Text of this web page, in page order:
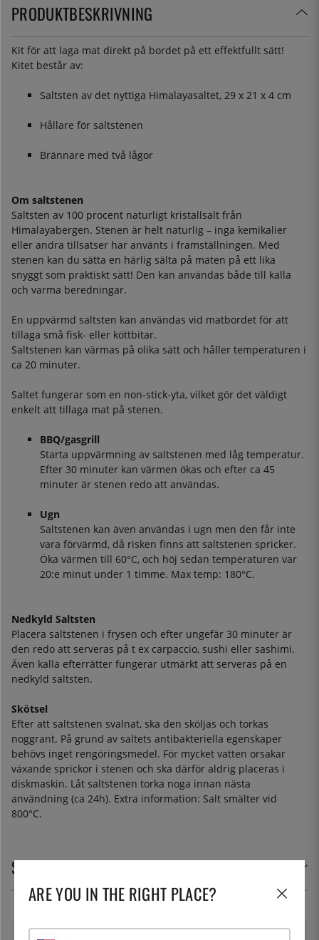
PRODUKTBESKRIVNING
Kit för att laga mat direkt på bordet på ett effektfullt sätt!
Kitet består av:
Saltsten av det nyttiga Himalayasaltet, 29 x 21 x 4 cm
Hållare för saltstenen
Brännare med två lågor
Om saltstenen
Saltsten av 100 procent naturligt kristallsalt från
Himalayabergen. Stenen är helt naturlig – inga kemikalier
eller andra tillsatser har använts i framställningen. Med
stenen kan du sätta en härlig sälta på maten på ett lika
snyggt som praktiskt sätt! Den kan användas både till kalla
och varma beredningar.
En uppvärmd saltsten kan användas vid matbordet för att
tillaga små fisk- eller köttbitar.
Saltstenen kan värmas på olika sätt och håller temperaturen i
ca 20 minuter.
Saltet fungerar som en non-stick-yta, vilket gör det väldigt
enkelt att tillaga mat på stenen.
BBQ/gasgrill
Starta uppvärmning av saltstenen med låg temperatur.
Efter 30 minuter kan värmen ökas och efter ca 45
minuter är stenen redo att användas.
Ugn
Saltstenen kan även användas i ugn men den får inte
vara förvärmd, då risken finns att saltstenen spricker.
Öka värmen till 60°C, och höj sedan temperaturen var
20:e minut under 1 timme. Max temp: 180°C.
Nedkyld Saltsten
Placera saltstenen i frysen och efter ungefär 30 minuter är
den redo att serveras på t ex carpaccio, sushi eller sashimi.
Även kalla efterrätter fungerar utmärkt att serveras på en
nedkyld saltsten.
Skötsel
Efter att saltstenen svalnat, ska den sköljas och torkas
noggrant. På grund av saltets antibakteriella egenskaper
behövs inget rengöringsmedel. För mycket vatten orsakar
växande sprickor i stenen och ska därför aldrig placeras i
diskmaskin. Låt saltstenen torka noga innan nästa
användning (ca 24h). Extra information: Salt smälter vid
800°C.
SPECIFIKATIONER
ARE YOU IN THE RIGHT PLACE?